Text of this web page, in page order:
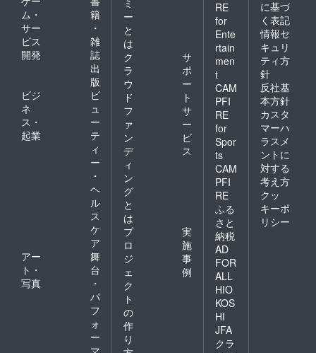
ム・
サー
ビス
開発
籍
・
雑
誌
出
版
ビジ
ネ
ス・
起業
ビ
ュ
ー
テ
ィ
ー
・
ヘ
ル
ス
ケ
ア
アー
ト・
写真
舞
台
・
パ
フ
ォ
ー
マ
ー
と
は
ク
ラ
ウ
ド
フ
ァ
ン
デ
ィ
ン
グ
と
は
サ
ポ
ー
ト
サ
ー
ビ
ス
プ
ロ
ジ
ェ
ク
ト
の
作
り
実
施
事
例
RE
for
Ente
rtain
men
t
CAM
PFI
RE
for
Spor
ts
CAM
PFI
RE
ふる
さと
納税
AD
FOR
ALL
HIO
KOS
HI
JFA
クラ
に基づ
く表記
情報セ
キュリ
ティ方
針
反社基
本方針
カスタ
マーハ
ラスメ
ントに
対する
考え方
クッ
キーポ
リシー